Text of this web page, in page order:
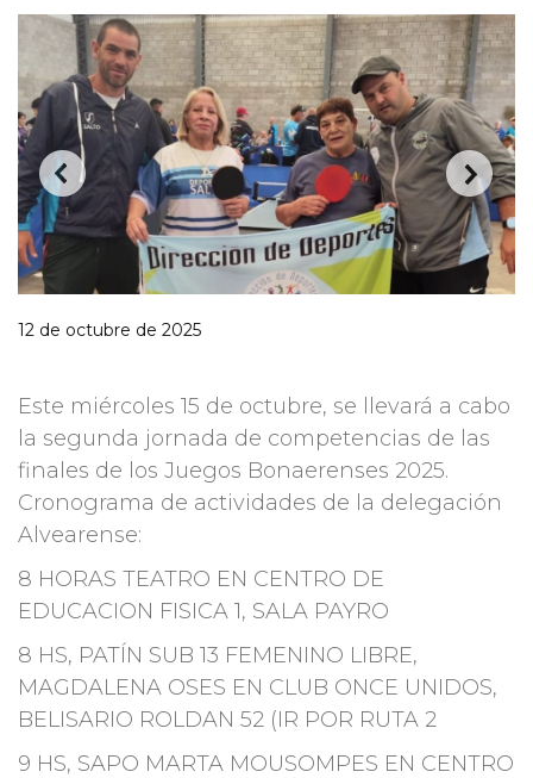
12 de octubre de 2025
Este miércoles 15 de octubre, se llevará a cabo
la segunda jornada de competencias de las
finales de los Juegos Bonaerenses 2025.
Cronograma de actividades de la delegación
Alvearense:
8 HORAS TEATRO EN CENTRO DE
EDUCACION FISICA 1, SALA PAYRO
8 HS, PATÍN SUB 13 FEMENINO LIBRE,
MAGDALENA OSES EN CLUB ONCE UNIDOS,
BELISARIO ROLDAN 52 (IR POR RUTA 2
9 HS, SAPO MARTA MOUSOMPES EN CENTRO